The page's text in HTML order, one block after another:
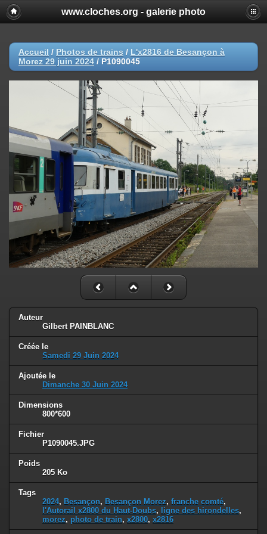
www.cloches.org - galerie photo
Accueil / Photos de trains / L'x2816 de Besançon à
Morez 29 juin 2024 / P1090045
Auteur
Gilbert PAINBLANC
Créée le
Samedi 29 Juin 2024
Ajoutée le
Dimanche 30 Juin 2024
Dimensions
800*600
Fichier
P1090045.JPG
Poids
205 Ko
Tags
2024, Besançon, Besançon Morez, franche comté,
l'Autorail x2800 du Haut-Doubs, ligne des hirondelles,
morez, photo de train, x2800, x2816